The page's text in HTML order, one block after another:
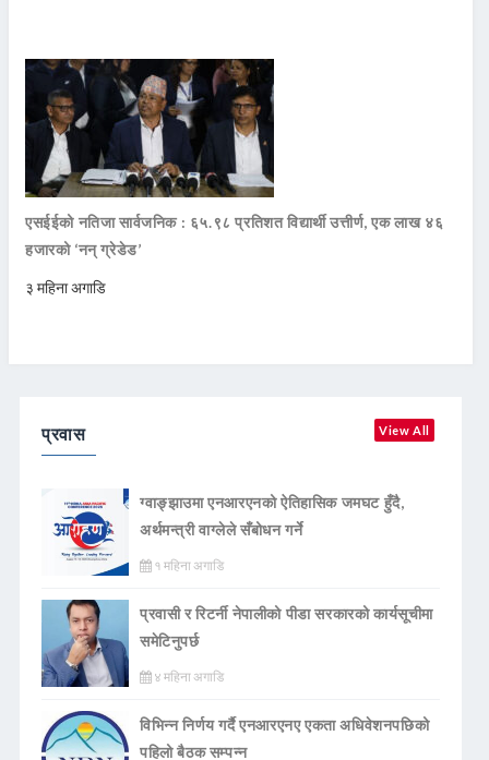
एसईईको नतिजा सार्वजनिक : ६५.९८ प्रतिशत विद्यार्थी उत्तीर्ण, एक लाख ४६
हजारको ‘नन् ग्रेडेड’
३ महिना अगाडि
प्रवास View All
ग्वाङ्झाउमा एनआरएनको ऐतिहासिक जमघट हुँदै,
अर्थमन्त्री वाग्लेले सँबोधन गर्ने
१ महिना अगाडि
प्रवासी र रिटर्नी नेपालीको पीडा सरकारको कार्यसूचीमा
समेटिनुपर्छ
४ महिना अगाडि
विभिन्न निर्णय गर्दै एनआरएनए एकता अधिवेशनपछिको
पहिलो बैठक सम्पन्न